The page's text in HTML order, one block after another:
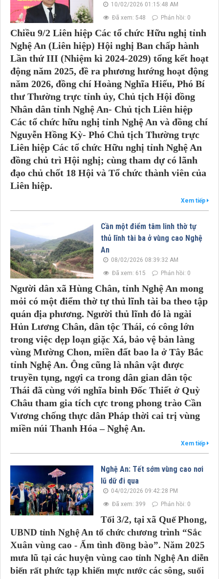
10/02/2026 01:15:48 AM
Đã xem: 548
Phản hồi: 0
Chiều 9/2 Liên hiệp Các tổ chức Hữu nghị tỉnh
Nghệ An (Liên hiệp) Hội nghị Ban chấp hành
Lần thứ III (Nhiệm kì 2024-2029) tổng kết hoạt
động năm 2025, đề ra phương hướng hoạt động
năm 2026, đồng chí Hoàng Nghĩa Hiếu, Phó Bí
thư Thường trực tỉnh ủy, Chủ tịch Hội đồng
Nhân dân tỉnh Nghệ An- Chủ tịch Liên hiệp
Các tổ chức hữu nghị tỉnh Nghệ An và đồng chí
Nguyễn Hồng Kỳ- Phó Chủ tịch Thường trực
Liên hiệp Các tổ chức Hữu nghị tỉnh Nghệ An
đồng chủ trì Hội nghị; cùng tham dự có lãnh
đạo chủ chốt 18 Hội và Tổ chức thành viên của
Liên hiệp.
Xem tiếp
Cần một điểm tâm linh thờ tự
thủ lĩnh tài ba ở vùng cao Nghệ
An
08/02/2026 08:39:32 AM
Đã xem: 615
Phản hồi: 0
Người dân xã Hùng Chân, tỉnh Nghệ An mong
mỏi có một điểm thờ tự thủ lĩnh tài ba theo tập
quán địa phương. Người thủ lĩnh đó là ngài
Hủn Lương Chân, dân tộc Thái, có công lớn
trong việc dẹp loạn giặc Xá, bảo vệ bản làng
vùng Mường Chon, miền đất bao la ở Tây Bắc
tỉnh Nghệ An. Ông cũng là nhân vật được
truyền tụng, ngợi ca trong dân gian dân tộc
Thái đã cùng với nghĩa binh Đốc Thiết ở Quỳ
Châu tham gia tích cực trong phong trào Cần
Vương chống thực dân Pháp thời cai trị vùng
miền núi Thanh Hóa – Nghệ An.
Xem tiếp
Nghệ An: Tết sớm vùng cao nơi
lũ dữ đi qua
04/02/2026 09:42:28 PM
Đã xem: 399
Phản hồi: 0
Tối 3/2, tại xã Quế Phong,
UBND tỉnh Nghệ An tổ chức chương trình “Sắc
Xuân vùng cao - Ấm tình đồng bào”. Năm 2025
mưa lũ tại các huyện vùng cao tỉnh Nghệ An diễn
biến rất phức tạp khiến mực nước các sông, suối